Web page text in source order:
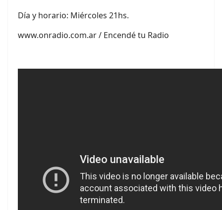
Día y horario: Miércoles 21hs.
www.onradio.com.ar / Encendé tu Radio